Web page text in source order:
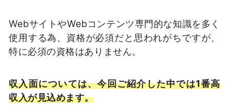
WebサイトやWebコンテンツ専門的な知識を多く
使用する為、資格が必須だと思われがちですが、
特に必須の資格はありません。
収入面については、今回ご紹介した中では1番高
収入が見込めます。